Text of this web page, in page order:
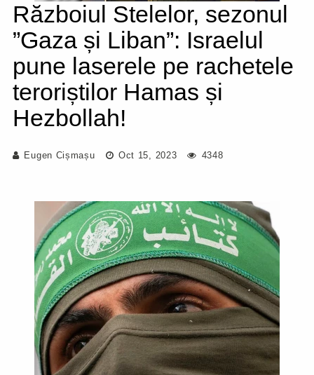
Războiul Stelelor, sezonul
”Gaza și Liban”: Israelul
pune laserele pe rachetele
teroriștilor Hamas și
Hezbollah!
Eugen Cișmașu Oct 15, 2023 4348